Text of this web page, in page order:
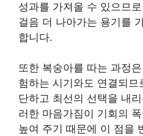
성과를 가져올 수 있으므
걸음 더 나아가는 용기를
합니다.
또한 복숭아를 따는 과정
험하는 시기와도 연결되
단하고 최선의 선택을 내
러한 마음가짐이 기회의
높여 주기 때문에 이 점을